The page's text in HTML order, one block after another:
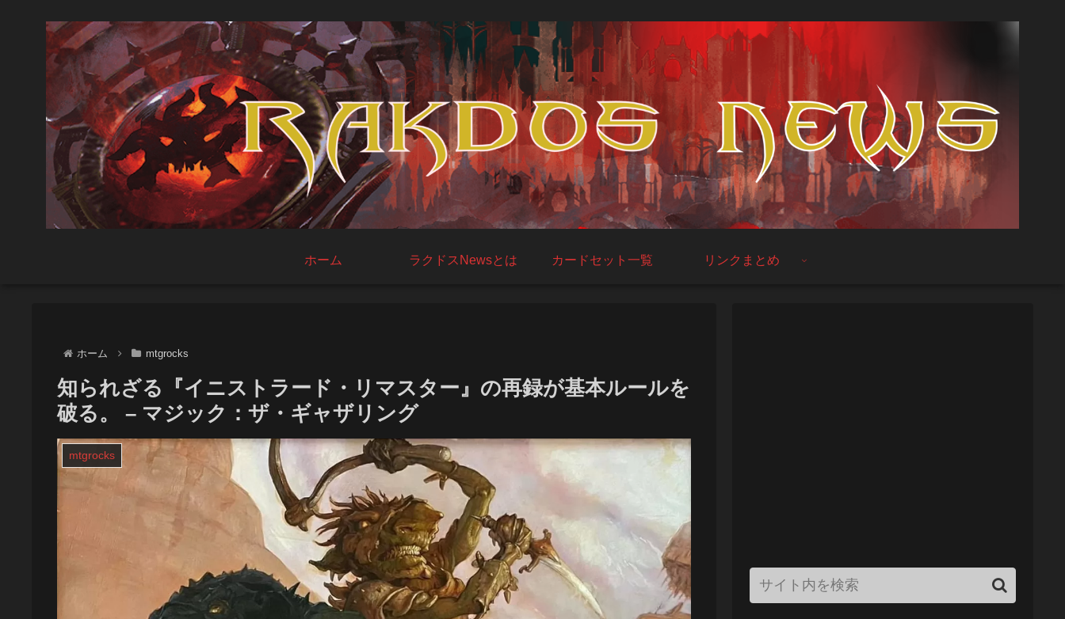
ホーム ラクドスNewsとは カードセット一覧 リンクまとめ
ホーム mtgrocks
知られざる『イニストラード・リマスター』の再録が基本ルールを
破る。 – マジック：ザ・ギャザリング
mtgrocks